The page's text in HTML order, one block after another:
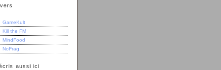
GameKult
Kill the FM
MindFood
NoFrag
aussi ici